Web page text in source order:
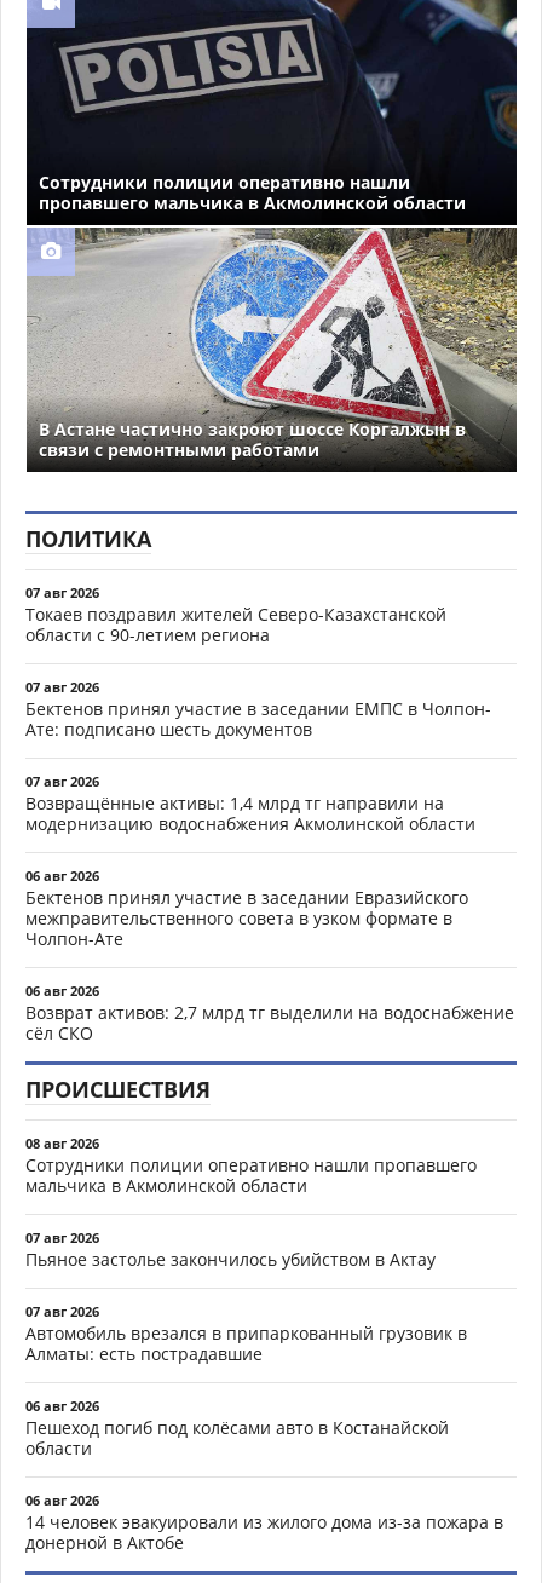
Сотрудники полиции оперативно нашли
пропавшего мальчика в Акмолинской области
В Астане частично закроют шоссе Коргалжын в
связи с ремонтными работами
ПОЛИТИКА
07 авг 2026
Токаев поздравил жителей Северо-Казахстанской
области с 90-летием региона
07 авг 2026
Бектенов принял участие в заседании ЕМПС в Чолпон-
Ате: подписано шесть документов
07 авг 2026
Возвращённые активы: 1,4 млрд тг направили на
модернизацию водоснабжения Акмолинской области
06 авг 2026
Бектенов принял участие в заседании Евразийского
межправительственного совета в узком формате в
Чолпон-Ате
06 авг 2026
Возврат активов: 2,7 млрд тг выделили на водоснабжение
сёл СКО
ПРОИСШЕСТВИЯ
08 авг 2026
Сотрудники полиции оперативно нашли пропавшего
мальчика в Акмолинской области
07 авг 2026
Пьяное застолье закончилось убийством в Актау
07 авг 2026
Автомобиль врезался в припаркованный грузовик в
Алматы: есть пострадавшие
06 авг 2026
Пешеход погиб под колёсами авто в Костанайской
области
06 авг 2026
14 человек эвакуировали из жилого дома из-за пожара в
донерной в Актобе